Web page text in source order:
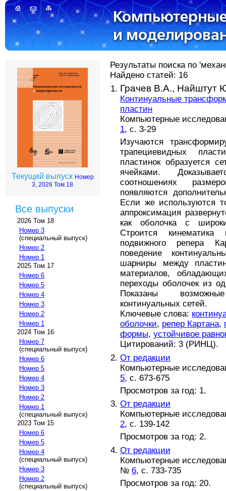
Текущий выпуск Номер
3, 2026 Том 18
Все выпуски
2026 Том 18
Номер 3
(специальный выпуск)
Номер 2
Номер 1
2025 Том 17
Номер 6
Номер 5
Номер 4
Номер 3
Номер 2
Номер 1
2024 Том 16
Номер 7
(специальный выпуск)
Номер 6
Номер 5
Номер 4
Номер 3
Номер 2
Номер 1
(специальный выпуск)
2023 Том 15
Номер 6
Номер 5
Номер 4
(специальный выпуск)
Номер 3
Номер 2
(специальный выпуск)
Результаты поиска по
Найдено статей: 16
Грачев В.А., Найштут
Континуальные
пластин
Компьютерные
1, с. 3-29
Изучаются
трапециевидных
пластинок образуется
ячейками.
соотношениях
появляются
Если же используются
аппроксимация
как оболочка с
Строится кинематика
подвижного репера
поведение
шарниры между
материалов,
переходы оболочек из
Показаны
континуальных сетей.
Ключевые слова:
оболочки, репер Картана,
формы, устойчивое
Цитирований: 3 (РИНЦ).
От редакции
Компьютерные
5, с. 673-675
Просмотров за год: 1.
От редакции
Компьютерные
2, с. 139-142
Просмотров за год: 2.
От редакции
Компьютерные
№ 6, с. 733-735
Просмотров за год: 20.